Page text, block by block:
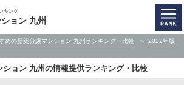
キング
ョン 九州
めの新築分譲マンション 九州ランキング・比較
2022年版
ション 九州の情報提供ランキング・比較